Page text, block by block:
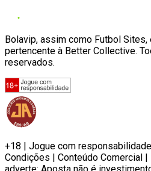
Bolavip, assim como Futbol Sites,
pertencente à Better Collective.
reservados.
+18 | Jogue com
Condições | Conteúdo Comercial